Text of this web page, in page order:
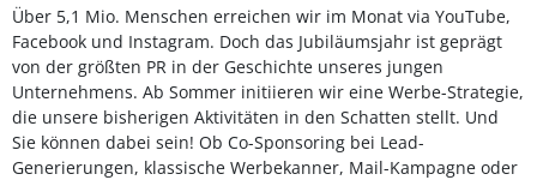
Über 5,1 Mio. Menschen erreichen wir im Monat via YouTube,
Facebook und Instagram. Doch das Jubiläumsjahr ist geprägt
von der größten PR in der Geschichte unseres jungen
Unternehmens. Ab Sommer initiieren wir eine Werbe-Strategie,
die unsere bisherigen Aktivitäten in den Schatten stellt. Und
Sie können dabei sein! Ob Co-Sponsoring bei Lead-
Generierungen, klassische Werbekanner, Mail-Kampagne oder